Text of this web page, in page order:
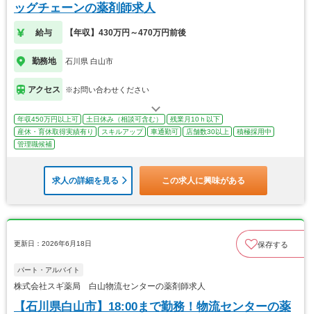
ッグチェーンの薬剤師求人
給与 【年収】430万円～470万円前後
勤務地 石川県 白山市
アクセス ※お問い合わせください
年収450万円以上可 土日休み（相談可含む）
残業月10ｈ以下
産休・育休取得実績有り
スキルアップ 車通勤可 店舗数30以上
積極採用中
管理職候補
求人の詳細を見る この求人に興味がある
更新日：2026年6月18日 保存する
パート・アルバイト
株式会社スギ薬局 白山物流センターの薬剤師求人
【石川県白山市】18:00まで勤務！物流センターの薬